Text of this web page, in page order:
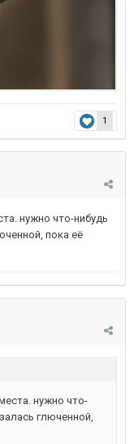
1
нужно что-нибудь
пока её
нужно что-
глюченной,